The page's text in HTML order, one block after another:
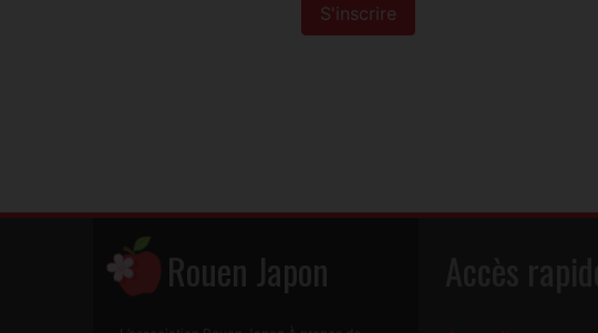
S'inscrire
Rouen Japon